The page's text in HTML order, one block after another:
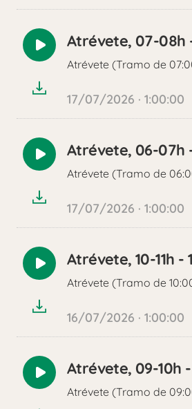
Reproducir
audio
Atrévete, 07-08h
Atrévete (Tramo de
17/07/2026 · 1:00:00
Reproducir
audio
Atrévete, 06-07h
Atrévete (Tramo de
17/07/2026 · 1:00:00
Reproducir
audio
Atrévete, 10-11h
Atrévete (Tramo de
16/07/2026 · 1:00:00
Reproducir
audio
Atrévete, 09-10h
Atrévete (Tramo de